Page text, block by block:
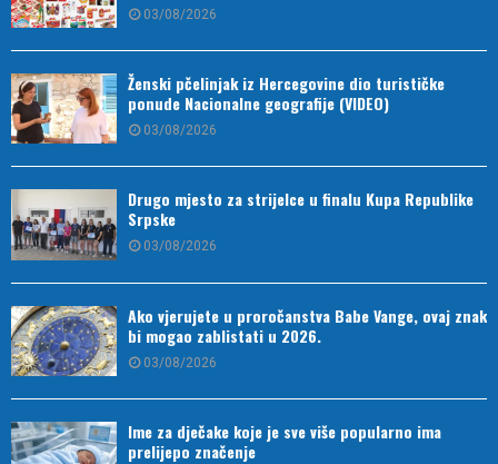
03/08/2026
Ženski pčelinjak iz Hercegovine dio turističke
ponude Nacionalne geografije (VIDEO)
03/08/2026
Drugo mjesto za strijelce u finalu Kupa Republike
Srpske
03/08/2026
Ako vjerujete u proročanstva Babe Vange, ovaj znak
bi mogao zablistati u 2026.
03/08/2026
Ime za dječake koje je sve više popularno ima
prelijepo značenje